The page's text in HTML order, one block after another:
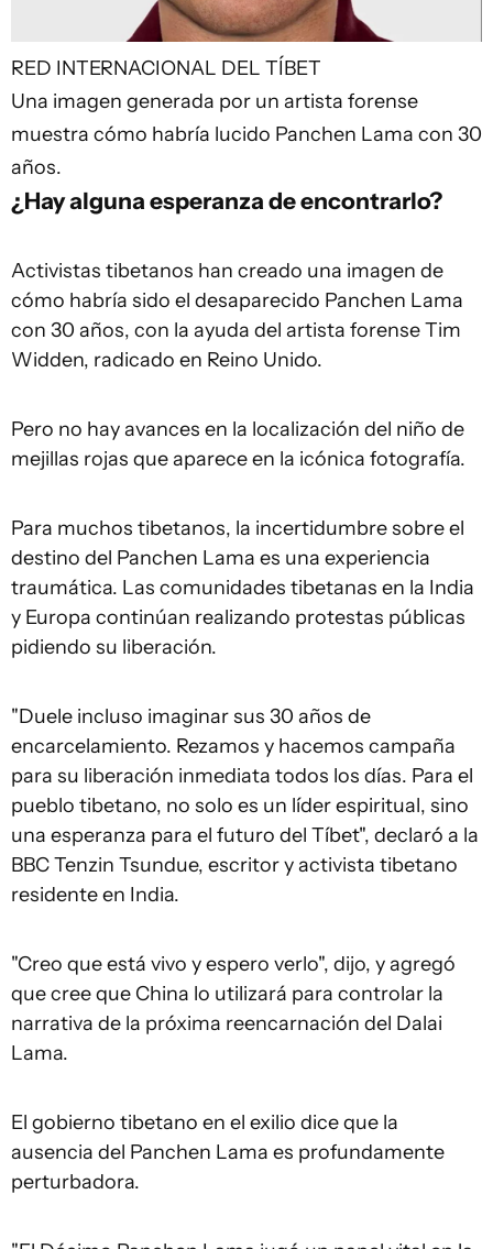
RED INTERNACIONAL DEL TÍBET
Una imagen generada por un artista forense
muestra cómo habría lucido Panchen Lama con 30
años.
¿Hay alguna esperanza de encontrarlo?
Activistas tibetanos han creado una imagen de
cómo habría sido el desaparecido Panchen Lama
con 30 años, con la ayuda del artista forense Tim
Widden, radicado en Reino Unido.
Pero no hay avances en la localización del niño de
mejillas rojas que aparece en la icónica fotografía.
Para muchos tibetanos, la incertidumbre sobre el
destino del Panchen Lama es una experiencia
traumática. Las comunidades tibetanas en la India
y Europa continúan realizando protestas públicas
pidiendo su liberación.
"Duele incluso imaginar sus 30 años de
encarcelamiento. Rezamos y hacemos campaña
para su liberación inmediata todos los días. Para el
pueblo tibetano, no solo es un líder espiritual, sino
una esperanza para el futuro del Tíbet", declaró a la
BBC Tenzin Tsundue, escritor y activista tibetano
residente en India.
"Creo que está vivo y espero verlo", dijo, y agregó
que cree que China lo utilizará para controlar la
narrativa de la próxima reencarnación del Dalai
Lama.
El gobierno tibetano en el exilio dice que la
ausencia del Panchen Lama es profundamente
perturbadora.